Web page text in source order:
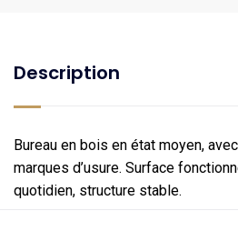
Description
Bureau en bois en état moyen,
marques d’usure. Surface
quotidien, structure stable.